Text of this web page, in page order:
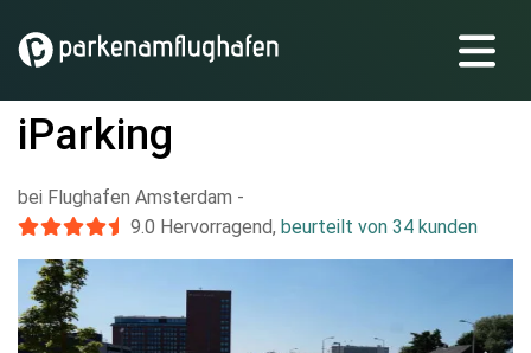
iParking
bei Flughafen Amsterdam -
9.0 Hervorragend, beurteilt von 34 kunden